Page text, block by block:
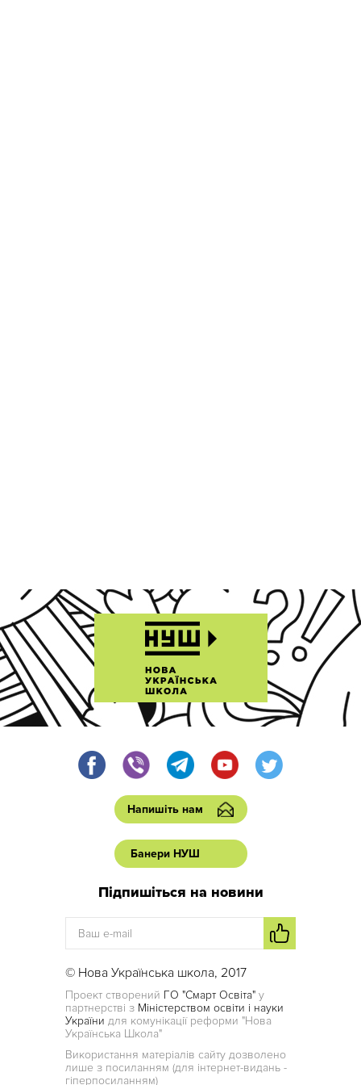
Напишіть нам
Банери НУШ
Підпишіться на новини
© Нова Українська школа, 2017
Проект створений ГО "Смарт Освіта" у
партнерстві з Міністерством освіти і науки
України для комунікації реформи "Нова
Українська Школа"
Використання матеріалів сайту дозволено
лише з посиланням (для інтернет-видань -
гіперпосиланням)